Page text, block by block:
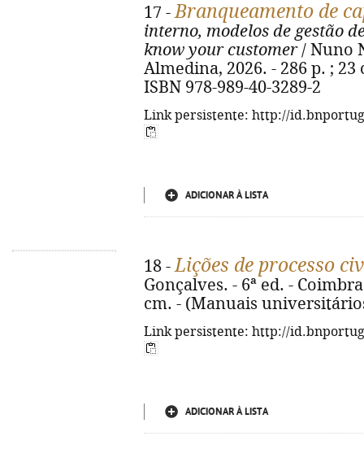
17 -Branqueamento de
interno, modelos de gestão
know your customer/ Nuno
Almedina, 2026. - 286 p. ;
ISBN 978-989-40-3289-2
Link persistente: http://
ADICIONAR À LISTA
18 -Lições de processo
Gonçalves. - 6ª ed. -
cm. - (Manuais
Link persistente: http://
ADICIONAR À LISTA